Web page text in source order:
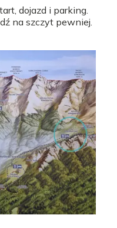
dojazd i parking.
na szczyt pewniej.